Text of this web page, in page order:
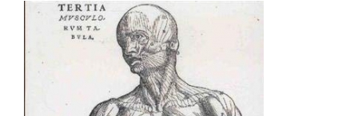
XXe siècle
Autres civilisations
Thématiques